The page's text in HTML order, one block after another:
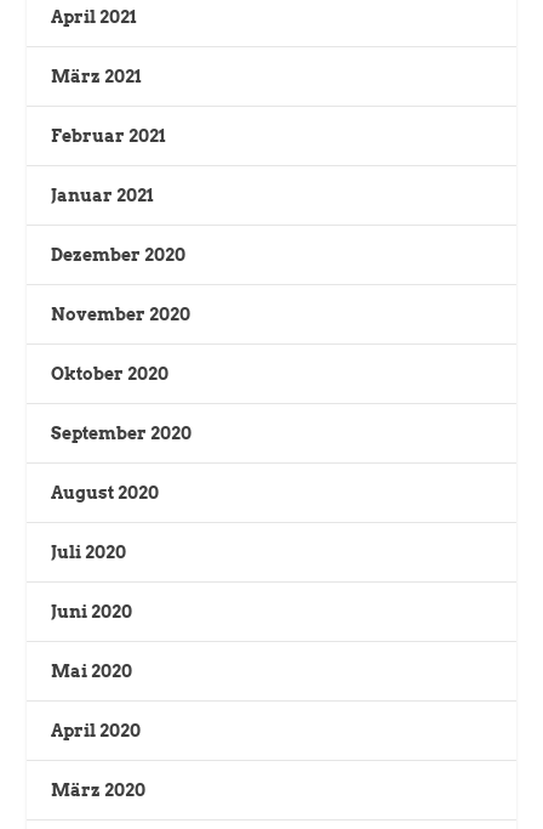
April 2021
März 2021
Februar 2021
Januar 2021
Dezember 2020
November 2020
Oktober 2020
September 2020
August 2020
Juli 2020
Juni 2020
Mai 2020
April 2020
März 2020